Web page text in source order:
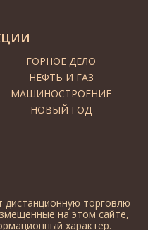
ГОРНОЕ ДЕЛО
НЕФТЬ И ГАЗ
МАШИНОСТРОЕНИЕ
НОВЫЙ ГОД
дистанционную торговлю
на этом сайте,
характер.